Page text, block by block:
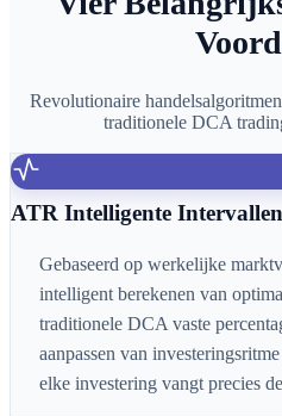
Revolutionaire
traditionele DCA
ATR Intelligente Intervallen
Gebaseerd op werkelijke
intelligent berekenen van
traditionele DCA vaste
aanpassen van
elke investering vangt precies